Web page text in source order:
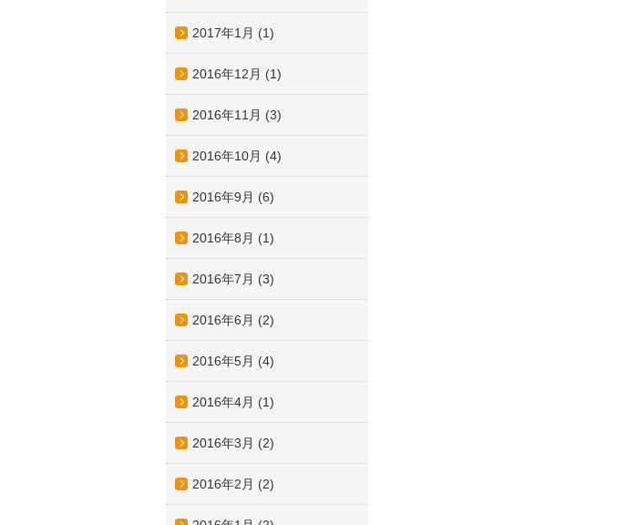
2017年1月 (1)
2016年12月 (1)
2016年11月 (3)
2016年10月 (4)
2016年9月 (6)
2016年8月 (1)
2016年7月 (3)
2016年6月 (2)
2016年5月 (4)
2016年4月 (1)
2016年3月 (2)
2016年2月 (2)